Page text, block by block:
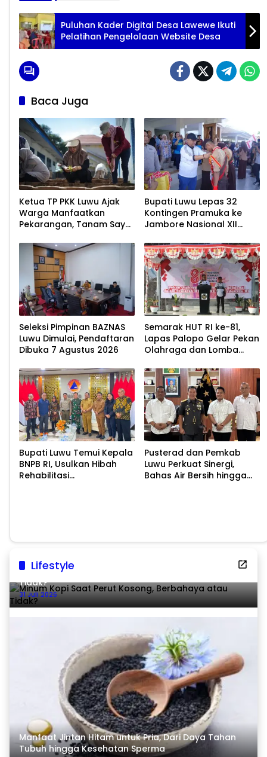
Puluhan Kader Digital Desa Lawewe Ikuti
Pelatihan Pengelolaan Website Desa
Baca Juga
Ketua TP PKK Luwu Ajak
Warga Manfaatkan
Pekarangan, Tanam Sayur
Bupati Luwu Lepas 32
Kontingen Pramuka ke
Jambore Nasional XII
Seleksi Pimpinan BAZNAS
Luwu Dimulai, Pendaftaran
Dibuka 7 Agustus 2026
Semarak HUT RI ke-81,
Lapas Palopo Gelar Pekan
Olahraga dan Lomba
Bupati Luwu Temui Kepala
BNPB RI, Usulkan Hibah
Rehabilitasi
Pusterad dan Pemkab
Luwu Perkuat Sinergi,
Bahas Air Bersih hingga
Lifestyle
Minum Kopi Saat Perut Kosong, Berbahaya atau
Tidak?
31 Juli 2026
Manfaat Jintan Hitam untuk Pria, Dari Daya Tahan
Tubuh hingga Kesehatan Sperma